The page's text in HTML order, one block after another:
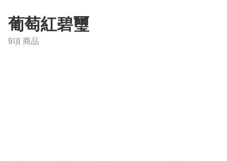
葡萄紅碧璽
9項 商品